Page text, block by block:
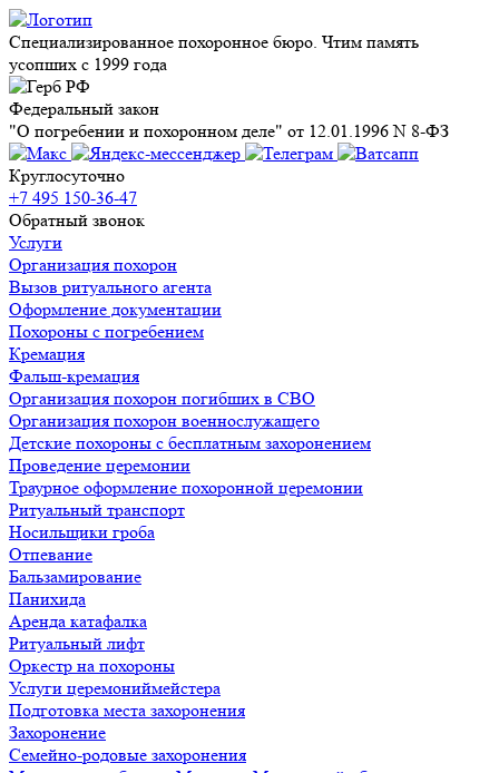
Специализированное похоронное бюро. Чтим память
усопших с 1999 года
Федеральный закон
"О погребении и похоронном деле" от 12.01.1996 N 8-ФЗ
Круглосуточно
+7 495 150-36-47
Обратный звонок
Услуги
Организация похорон
Вызов ритуального агента
Оформление документации
Похороны с погребением
Кремация
Фальш-кремация
Организация похорон погибших в СВО
Организация похорон военнослужащего
Детские похороны с бесплатным захоронением
Проведение церемонии
Траурное оформление похоронной церемонии
Ритуальный транспорт
Носильщики гроба
Отпевание
Бальзамирование
Панихида
Аренда катафалка
Ритуальный лифт
Оркестр на похороны
Услуги церемониймейстера
Подготовка места захоронения
Захоронение
Семейно-родовые захоронения